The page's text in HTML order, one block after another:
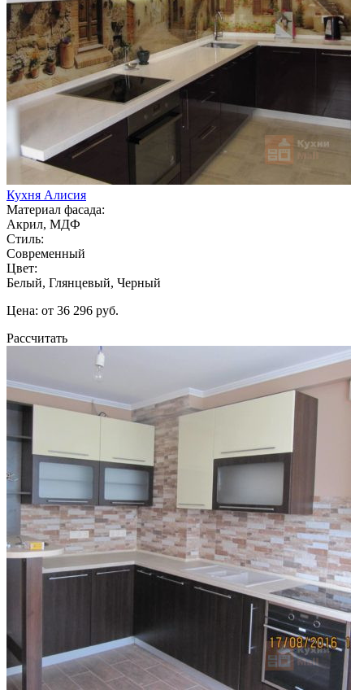
Кухня Алисия
Материал фасада:
Акрил, МДФ
Стиль:
Современный
Цвет:
Белый, Глянцевый, Черный
Цена: от 36 296 руб.
Рассчитать